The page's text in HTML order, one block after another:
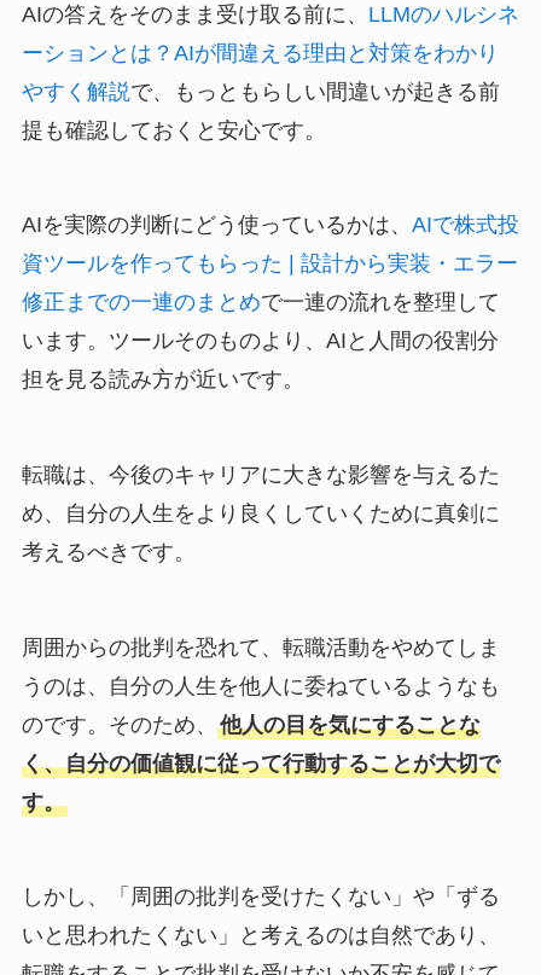
AIの答えをそのまま受け取る前に、 LLMのハルシネ
ーションとは？AIが間違える理由と対策をわかり
やすく解説で、もっともらしい間違いが起きる前
提も確認しておくと安心です。
AIを実際の判断にどう使っているかは、 AIで株式投
資ツールを作ってもらった | 設計から実装・エラー
修正までの一連のまとめで一連の流れを整理して
います。ツールそのものより、AIと人間の役割分
担を見る読み方が近いです。
転職は、今後のキャリアに大きな影響を与えるた
め、自分の人生をより良くしていくために真剣に
考えるべきです。
周囲からの批判を恐れて、転職活動をやめてしま
うのは、自分の人生を他人に委ねているようなも
のです。そのため、 他人の目を気にすることな
く、自分の価値観に従って行動することが大切で
す。
しかし、「周囲の批判を受けたくない」や「ずる
いと思われたくない」と考えるのは自然であり、